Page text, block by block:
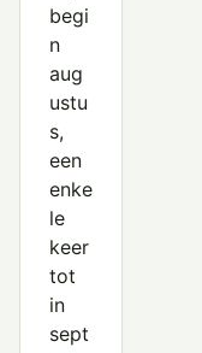
begi
n
aug
ustu
s,
een
enke
le
keer
tot
in
sept